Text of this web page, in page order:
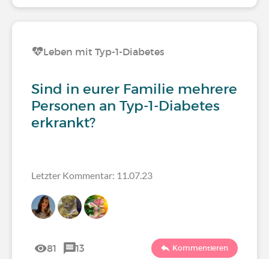
Leben mit Typ-1-Diabetes
Sind in eurer Familie mehrere
Personen an Typ-1-Diabetes
erkrankt?
Letzter Kommentar: 11.07.23
81 13 Kommentieren